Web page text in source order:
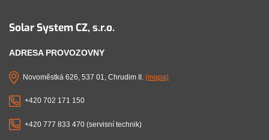
Solar System CZ, s.r.o.
ADRESA PROVOZOVNY
Novoměstká 626, 537 01, Chrudim II.(mapa)
+420 702 171 150
+420 777 833 470 (servisní technik)